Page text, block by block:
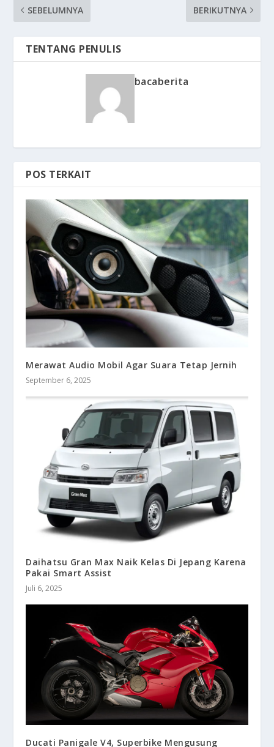
SEBELUMNYA BERIKUTNYA
TENTANG PENULIS
bacaberita
POS TERKAIT
Merawat Audio Mobil Agar Suara Tetap Jernih
September 6, 2025
Daihatsu Gran Max Naik Kelas Di Jepang Karena
Pakai Smart Assist
Juli 6, 2025
Ducati Panigale V4, Superbike Mengusung